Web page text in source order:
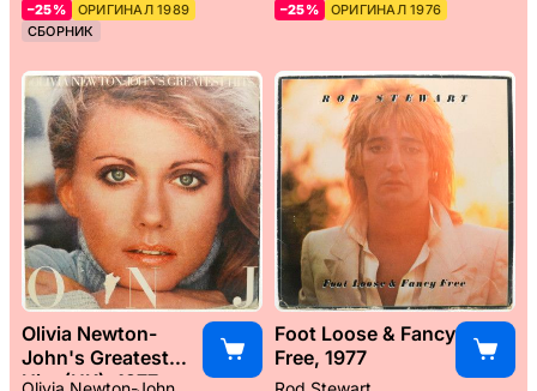
–25%
ОРИГИНАЛ 1989
СБОРНИК
–25% ОРИГИНАЛ 1976
Olivia Newton-
John's Greatest
Hits (UK), 1977
Foot Loose & Fancy
Free, 1977